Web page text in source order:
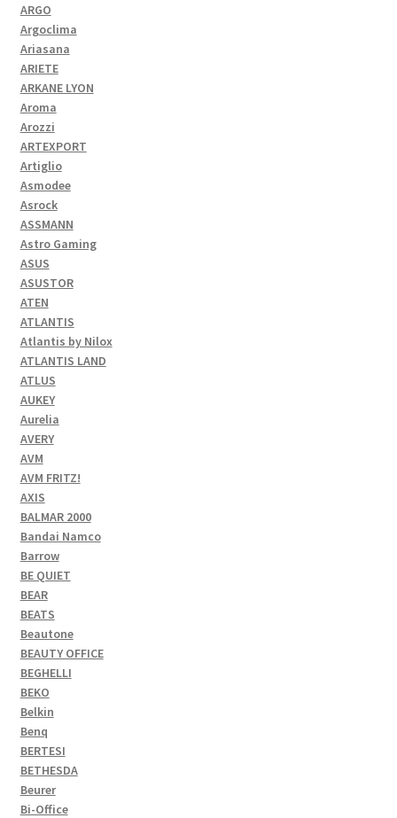
ARGO
Argoclima
Ariasana
ARIETE
ARKANE LYON
Aroma
Arozzi
ARTEXPORT
Artiglio
Asmodee
Asrock
ASSMANN
Astro Gaming
ASUS
ASUSTOR
ATEN
ATLANTIS
Atlantis by Nilox
ATLANTIS LAND
ATLUS
AUKEY
Aurelia
AVERY
AVM
AVM FRITZ!
AXIS
BALMAR 2000
Bandai Namco
Barrow
BE QUIET
BEAR
BEATS
Beautone
BEAUTY OFFICE
BEGHELLI
BEKO
Belkin
Benq
BERTESI
BETHESDA
Beurer
Bi-Office